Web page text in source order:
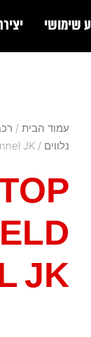
שימושי
עמוד הבית /
נלווים / Bestop windshield channel JK
JK